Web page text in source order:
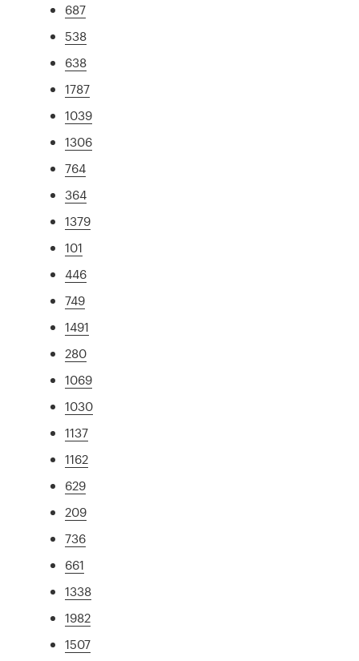
687
538
638
1787
1039
1306
764
364
1379
101
446
749
1491
280
1069
1030
1137
1162
629
209
736
661
1338
1982
1507